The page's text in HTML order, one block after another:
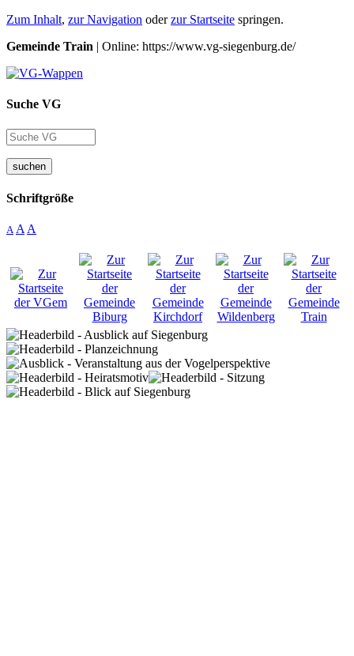
Zum Inhalt, zur Navigation oderzur Startseite springen.
Gemeinde Train | Online: https://www.vg-siegenburg.de/
Suche VG
suchen
Schriftgröße
A A A